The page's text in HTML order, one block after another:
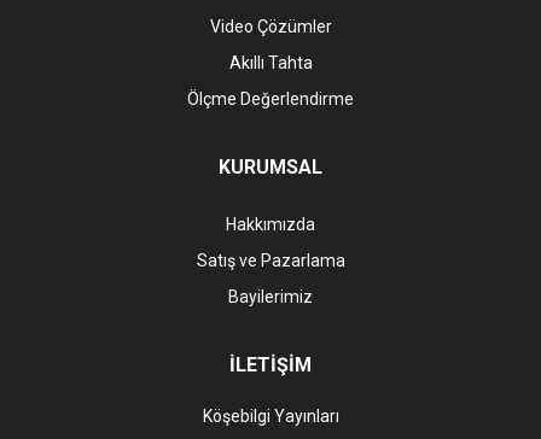
Video Çözümler
Akıllı Tahta
Ölçme Değerlendirme
KURUMSAL
Hakkımızda
Satış ve Pazarlama
Bayilerimiz
İLETİŞİM
Köşebilgi Yayınları